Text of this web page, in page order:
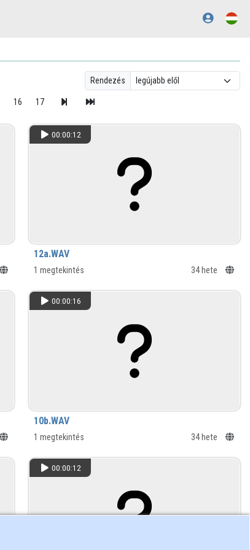
Rendezés
16 17
00:00:12
12a.WAV
1 megtekintés 34 hete
00:00:16
10b.WAV
1 megtekintés 34 hete
00:00:12